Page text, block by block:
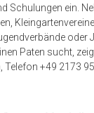
Schulungen ein.
Paten sucht,
Telefon +49 2173